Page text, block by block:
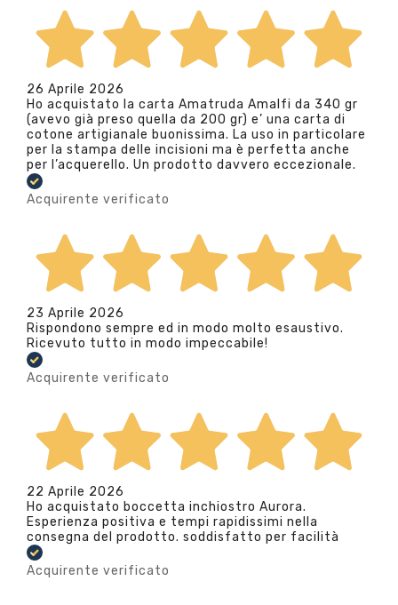
26 Aprile 2026
Ho acquistato la carta Amatruda Amalfi da 340 gr
(avevo già preso quella da 200 gr) e’ una carta di
cotone artigianale buonissima. La uso in particolare
per la stampa delle incisioni ma è perfetta anche
per l’acquerello. Un prodotto davvero eccezionale.
Acquirente verificato
23 Aprile 2026
Rispondono sempre ed in modo molto esaustivo.
Ricevuto tutto in modo impeccabile!
Acquirente verificato
22 Aprile 2026
Ho acquistato boccetta inchiostro Aurora.
Esperienza positiva e tempi rapidissimi nella
consegna del prodotto. soddisfatto per facilità
Acquirente verificato